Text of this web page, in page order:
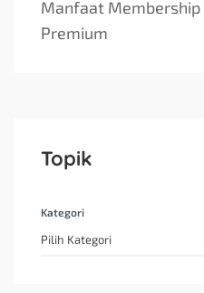
Manfaat
Premium
Topik
Kategori